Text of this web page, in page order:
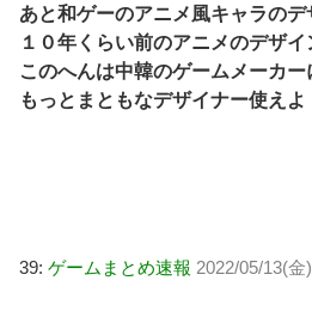
あと和ゲーのアニメ風キャラのデ
１０年くらい前のアニメのデザイ
このへんは中韓のゲームメーカ
もっとまともなデザイナー使えよ
39: ゲームまとめ速報 2022/05/13(